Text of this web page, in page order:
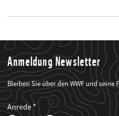
Anmeldung Newsletter
Bleiben Sie über den WWF und
Web2Case
Infofelder
Fieldset
anrede_name
Anrede